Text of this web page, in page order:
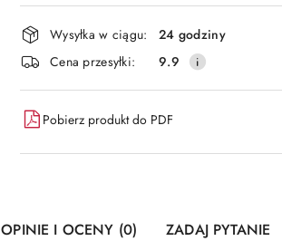
Dostępność
i
dostawa
Wysyłka w ciągu:
24 godziny
Cena przesyłki:
9.9
Pobierz produkt do PDF
OPINIE I OCENY (0) ZADAJ PYTANIE